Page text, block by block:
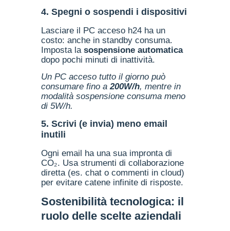
4. Spegni o sospendi i dispositivi
Lasciare il PC acceso h24 ha un
costo: anche in standby consuma.
Imposta la sospensione automatica
dopo pochi minuti di inattività.
Un PC acceso tutto il giorno può
consumare fino a200W/h, mentre in
modalità sospensione consuma meno
di 5W/h.
5. Scrivi (e invia) meno email
inutili
Ogni email ha una sua impronta di
CO₂. Usa strumenti di collaborazione
diretta (es. chat o commenti in cloud)
per evitare catene infinite di risposte.
Sostenibilità tecnologica: il
ruolo delle scelte aziendali